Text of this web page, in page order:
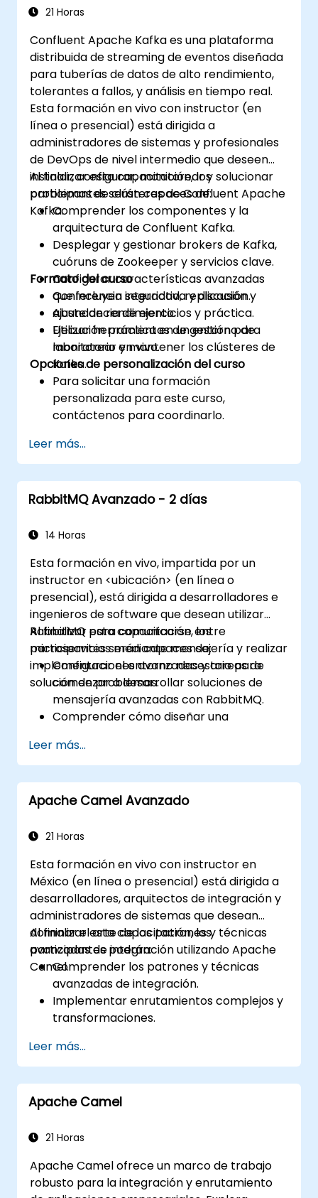
21 Horas
Confluent Apache Kafka es una plataforma
distribuida de streaming de eventos diseñada
para tuberías de datos de alto rendimiento,
tolerantes a fallos, y análisis en tiempo real.
Esta formación en vivo con instructor (en
línea o presencial) está dirigida a
administradores de sistemas y profesionales
de DevOps de nivel intermedio que deseen
instalar, configurar, monitorear y solucionar
problemas de clústeres de Confluent Apache
Kafka.
Al finalizar esta capacitación, los
participantes serán capaces de:
Comprender los componentes y la
arquitectura de Confluent Kafka.
Desplegar y gestionar brokers de Kafka,
cuóruns de Zookeeper y servicios clave.
Configurar características avanzadas
que incluyen seguridad, replicación y
ajuste de rendimiento.
Utilizar herramientas de gestión para
monitorear y mantener los clústeres de
Kafka.
Formato del curso
Conferencia interactiva y discusión.
Abundancia de ejercicios y práctica.
Ejecución práctica en un entorno de
laboratorio en vivo.
Opciones de personalización del curso
Para solicitar una formación
personalizada para este curso,
contáctenos para coordinarlo.
Leer más...
RabbitMQ Avanzado - 2 días
14 Horas
Esta formación en vivo, impartida por un
instructor en <ubicación> (en línea o
presencial), está dirigida a desarrolladores e
ingenieros de software que desean utilizar
RabbitMQ para comunicarse entre
microservicios mediante mensajería y realizar
implementaciones avanzadas y tareas de
solución de problemas.
Al finalizar esta capacitación, los
participantes serán capaces de:
Configurar el entorno necesario para
comenzar a desarrollar soluciones de
mensajería avanzadas con RabbitMQ.
Comprender cómo diseñar una
con RabbitMQ.
Aprender a implementar configuración
avanzada, seguridad, redes, alta
disponibilidad y replicación.
instalaciones de RabbitMQ y cómo
Conocer la optimización de memoria, el
control de flujo y el ajuste avanzado de
rendimiento.
Aplicar algunas técnicas avanzadas de
solución de problemas.
Leer más...
Apache Camel Avanzado
21 Horas
Esta formación en vivo con instructor en
México (en línea o presencial) está dirigida a
desarrolladores, arquitectos de integración y
administradores de sistemas que desean
dominar el arte de los patrones y técnicas
avanzadas de integración utilizando Apache
Camel.
Al finalizar esta capacitación, los
participantes podrán:
Comprender los patrones y técnicas
avanzadas de integración.
Implementar enrutamientos complejos y
transformaciones.
escalabilidad.
Gestionar errores y excepciones en
escenarios de integración complejos.
Integrar Apache Camel con diversas
Leer más...
Apache Camel
21 Horas
Apache Camel ofrece un marco de trabajo
robusto para la integración y enrutamiento